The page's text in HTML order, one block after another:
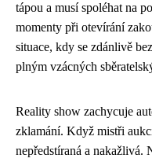
tápou a musí spoléhat na
momenty při otevírání
situace, kdy se zdánlivě
plným vzácných
Reality show zachycuje
zklamání. Když mistři
nepředstíraná a nakažlivá.